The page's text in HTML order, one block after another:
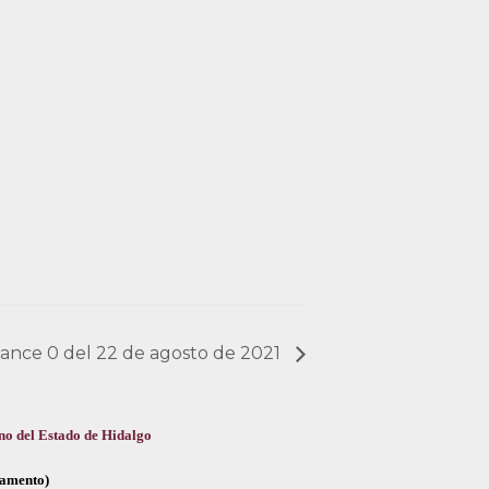
0 del 22 de agosto de 2021
del Estado de Hidalgo